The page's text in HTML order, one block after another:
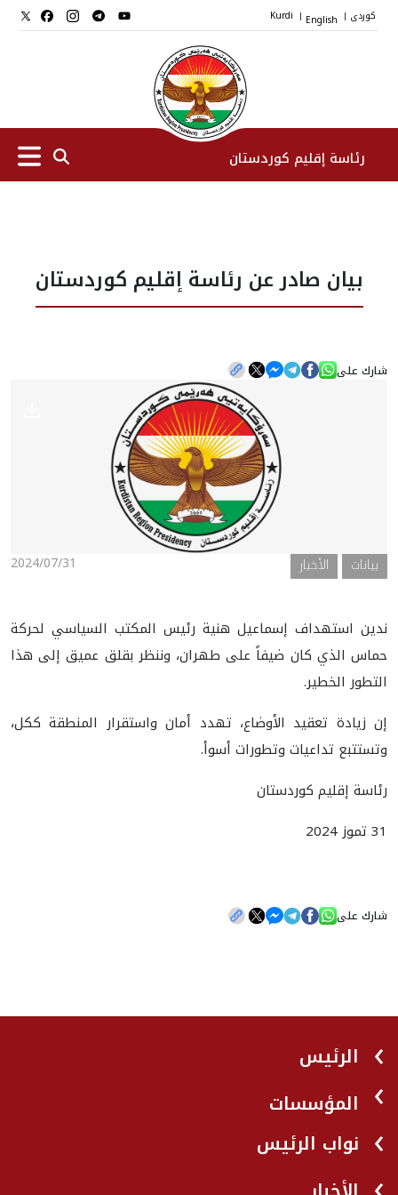
کوردی |
English
|
Kurdi
رئاسة إقليم كوردستان
نواب الرئيس
بيان صادر عن رئاسة إقليم كوردستان
شارك على
2024/07/31 بيانات الأخبار
ندين استهداف إسماعيل هنية رئيس المكتب السياسي لحركة
حماس الذي كان ضيفاً على طهران، وننظر بقلق عميق إلى هذا
التطور الخطير.
إن زيادة تعقيد الأوضاع، تهدد أمان واستقرار المنطقة ككل،
وتستتبع تداعيات وتطورات أسوأ.
رئاسة إقليم كوردستان
31 تموز 2024
شارك على
الرئيس
المؤسسات
نواب الرئيس